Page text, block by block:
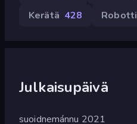
Kerätä 428 Robotti
Julkaisupäivä
suoidnemánnu 2021